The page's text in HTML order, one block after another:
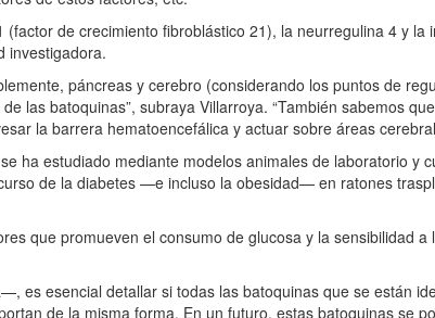
de crecimiento fibroblástico 21), la neurregulina 4 y la
investigadora.
páncreas y cerebro (considerando los puntos de
las batoquinas”, subraya Villarroya. “También sabemos
la barrera hematoencefálica y actuar sobre áreas
ha estudiado mediante modelos animales de laboratorio y
de la diabetes —e incluso la obesidad— en ratones
que promueven el consumo de glucosa y la sensibilidad
es esencial detallar si todas las batoquinas que se están
de la misma forma. En un futuro, estas batoquinas se